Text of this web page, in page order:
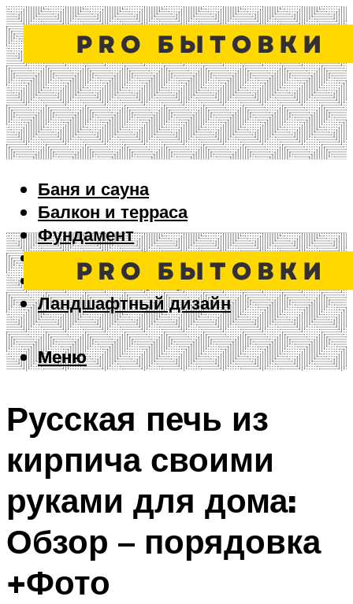
Баня и сауна
Балкон и терраса
Фундамент
Ворота и забор
Дизайн интерьера
Ландшафтный дизайн
Меню
Меню
Русская печь из
кирпича своими
руками для дома:
Обзор – порядовка
+Фото